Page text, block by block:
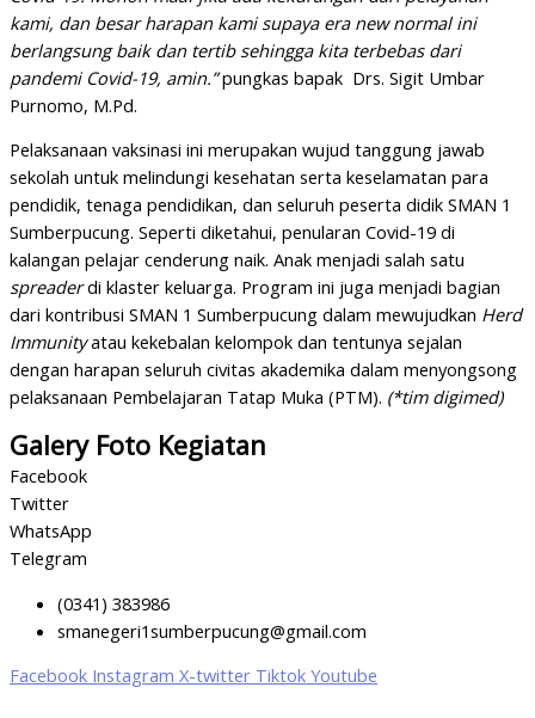
kami, dan besar harapan kami supaya era new normal ini
berlangsung baik dan tertib sehingga kita terbebas dari
pandemi Covid-19, amin.”pungkas bapak Drs. Sigit Umbar
Purnomo, M.Pd.
Pelaksanaan vaksinasi ini merupakan wujud tanggung jawab
sekolah untuk melindungi kesehatan serta keselamatan para
pendidik, tenaga pendidikan, dan seluruh peserta didik SMAN 1
Sumberpucung. Seperti diketahui, penularan Covid-19 di
kalangan pelajar cenderung naik. Anak menjadi salah satu
spreaderdi klaster keluarga. Program ini juga menjadi bagian
dari kontribusi SMAN 1 Sumberpucung dalam mewujudkan Herd
Immunityatau kekebalan kelompok dan tentunya sejalan
dengan harapan seluruh civitas akademika dalam menyongsong
pelaksanaan Pembelajaran Tatap Muka (PTM). (*tim digimed)
Galery Foto Kegiatan
Facebook
Twitter
WhatsApp
Telegram
(0341) 383986
smanegeri1sumberpucung@gmail.com
Facebook Instagram X-twitter Tiktok Youtube